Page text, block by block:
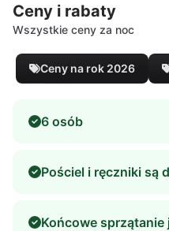
Ceny i rabaty
Wszystkie ceny za noc
Ceny na rok 2026
6 osób
Pościel i ręczniki są
Końcowe sprzątanie